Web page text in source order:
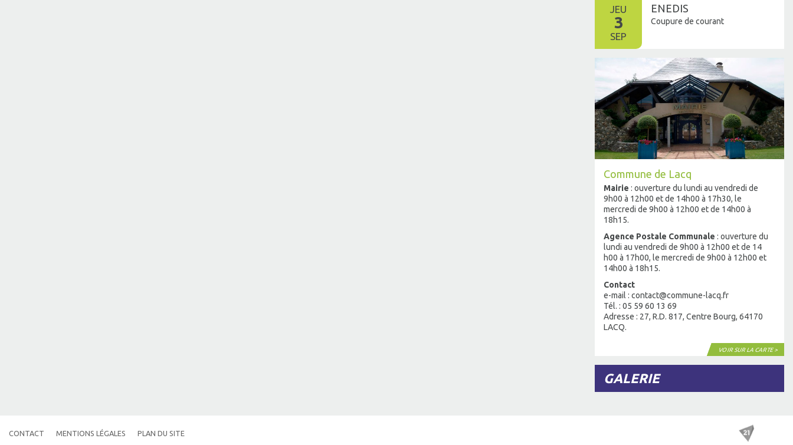
JEU
3
SEP
ENEDIS
Coupure de courant
Commune de Lacq
Mairie : ouverture du lundi au vendredi de
9h00 à 12h00 et de 14h00 à 17h30, le
mercredi de 9h00 à 12h00 et de 14h00 à
18h15.
Agence Postale Communale : ouverture du
lundi au vendredi de 9h00 à 12h00 et de 14
h00 à 17h00, le mercredi de 9h00 à 12h00 et
14h00 à 18h15.
Contact
e-mail : contact@commune-lacq.fr
Tél. : 05 59 60 13 69
Adresse : 27, R.D. 817, Centre Bourg, 64170
LACQ.
VOIR SUR LA CARTE >
GALERIE
CONTACT MENTIONS LÉGALES PLAN DU SITE